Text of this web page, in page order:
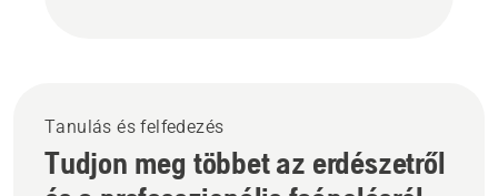
Tanulás és felfedezés
Tudjon meg többet az erdészetről